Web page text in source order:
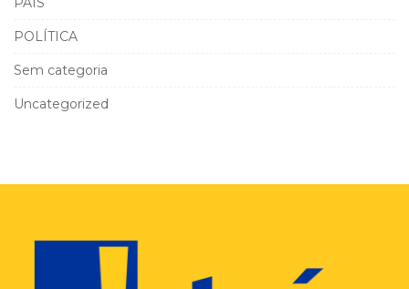
POLÍTICA
Sem categoria
Uncategorized